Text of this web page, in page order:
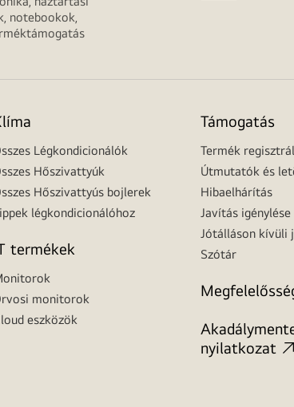
notebookok,
Légkondicionálók
Hőszivattyúk
Hőszivattyús bojlerek
légkondicionálóhoz
termékek
monitorok
eszközök
Támogatás
Termék
Útmutatók és
Hibaelhárítás
Javítás igénylése
Jótálláson kívüli
Szótár
nyilatkozat